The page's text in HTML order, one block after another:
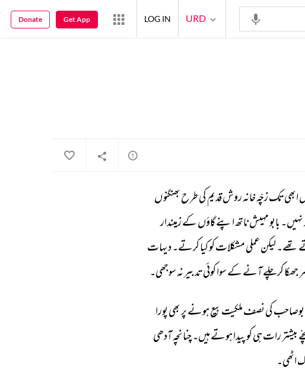
ابھی تک زچّہ خانہ روش قدیم کی طرح بھنگنو ں
نہیں۔ بابو مہیش ناتھ اپنے گاؤں کے زمیندار
تھے۔ لیکن عملی مشکلات کو کیا کرتے۔ دیہات
جھکا کر چلے آنے کے سوا کوئی تدبیر نہ سوجھی۔
کی نصف ملکیت بیع ہونے پر بھی پورا
بیشتر رات ہی کو پیدا ہوتے ہیں۔ چنانچہ آدھی
اٹھی۔
URD
LOG IN
Get App
Donate